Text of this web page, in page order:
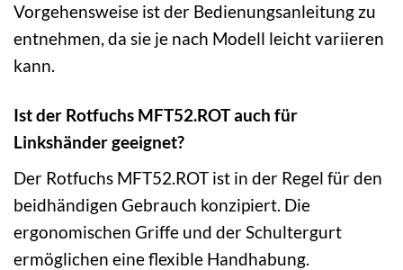
Vorgehensweise ist der Bedienungsanleitung zu
entnehmen, da sie je nach Modell leicht variieren
kann.
Ist der Rotfuchs MFT52.ROT auch für
Linkshänder geeignet?
Der Rotfuchs MFT52.ROT ist in der Regel für den
beidhändigen Gebrauch konzipiert. Die
ergonomischen Griffe und der Schultergurt
ermöglichen eine flexible Handhabung.